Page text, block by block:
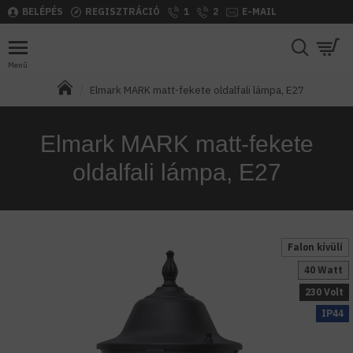
BELÉPÉS REGISZTRÁCIÓ 1 2 E-MAIL
Elmark MARK matt-fekete oldalfali lámpa, E27
Elmark MARK matt-fekete
oldalfali lámpa, E27
Falon kívüli
40 Watt
230 Volt
IP44